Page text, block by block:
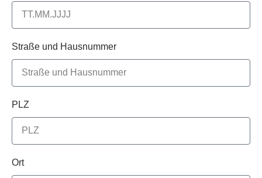
Straße und Hausnummer
PLZ
Ort